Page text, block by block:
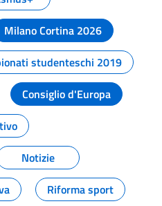
Milano Cortina 2026
studenteschi 2019
Consiglio d'Europa
Notizie
Riforma sport